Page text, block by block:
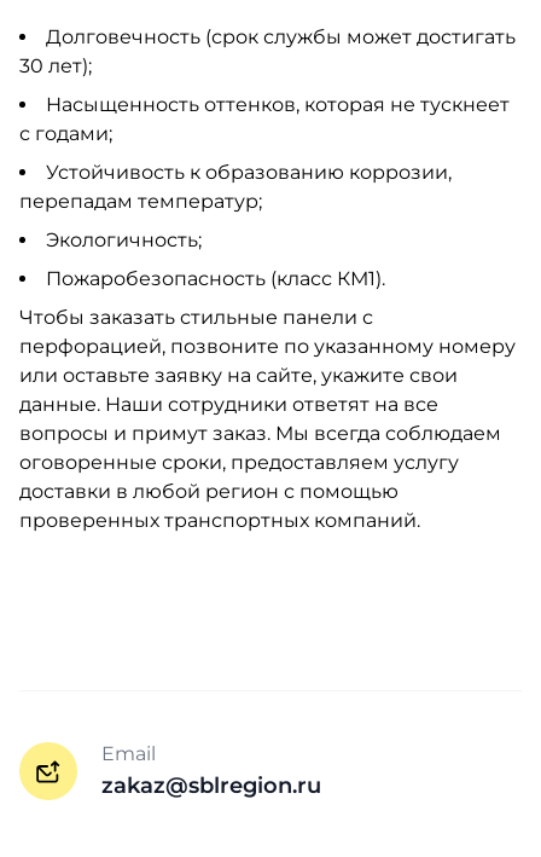
Долговечность (срок службы может достигать
30 лет);
Насыщенность оттенков, которая не тускнеет
с годами;
Устойчивость к образованию коррозии,
перепадам температур;
Экологичность;
Пожаробезопасность (класс КМ1).
Чтобы заказать стильные панели с
перфорацией, позвоните по указанному номеру
или оставьте заявку на сайте, укажите свои
данные. Наши сотрудники ответят на все
вопросы и примут заказ. Мы всегда соблюдаем
оговоренные сроки, предоставляем услугу
доставки в любой регион с помощью
проверенных транспортных компаний.
Email
zakaz@sblregion.ru